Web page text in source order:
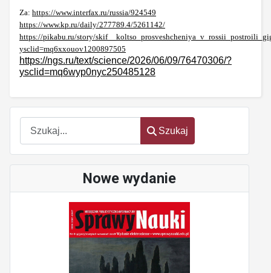
Szukaj
Szukaj
Nowe wydanie
Za: https://www.interfax.ru/russia/924549
https://www.kp.ru/daily/277789.4/5261142/
https://pikabu.ru/story/
ysclid=mq6xxouov1200897505
https://ngs.ru/text/science/2026/06/09/76470306/?
ysclid=mq6wyp0nyc250485128